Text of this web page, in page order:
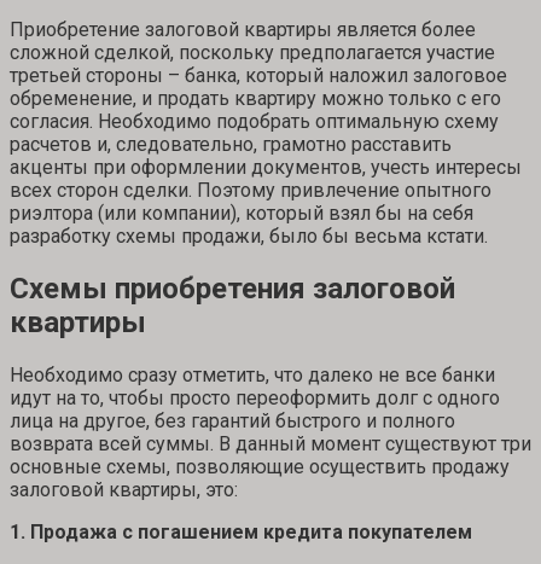
Приобретение залоговой квартиры является более
сложной сделкой, поскольку предполагается участие
третьей стороны – банка, который наложил залоговое
обременение, и продать квартиру можно только с его
согласия. Необходимо подобрать оптимальную схему
расчетов и, следовательно, грамотно расставить
акценты при оформлении документов, учесть интересы
всех сторон сделки. Поэтому привлечение опытного
риэлтора (или компании), который взял бы на себя
разработку схемы продажи, было бы весьма кстати.
Схемы приобретения залоговой
квартиры
Необходимо сразу отметить, что далеко не все банки
идут на то, чтобы просто переоформить долг с одного
лица на другое, без гарантий быстрого и полного
возврата всей суммы. В данный момент существуют три
основные схемы, позволяющие осуществить продажу
залоговой квартиры, это:
1. Продажа с погашением кредита покупателем